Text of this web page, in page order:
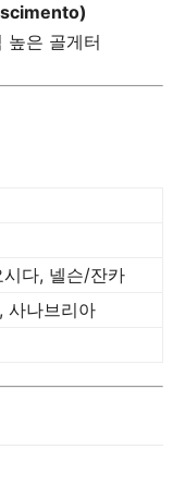
높은 골게터
다, 넬슨/잔카
사나브리아